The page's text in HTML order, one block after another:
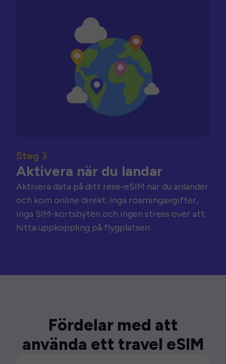
Steg 3
Aktivera när du landar
Aktivera data på ditt rese-eSIM när du anländer
och kom online direkt. Inga roamingavgifter,
inga SIM-kortsbyten och ingen stress över att
hitta uppkoppling på flygplatsen.
Fördelar med att
använda ett travel eSIM